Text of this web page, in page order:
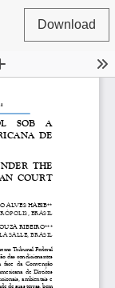
Download